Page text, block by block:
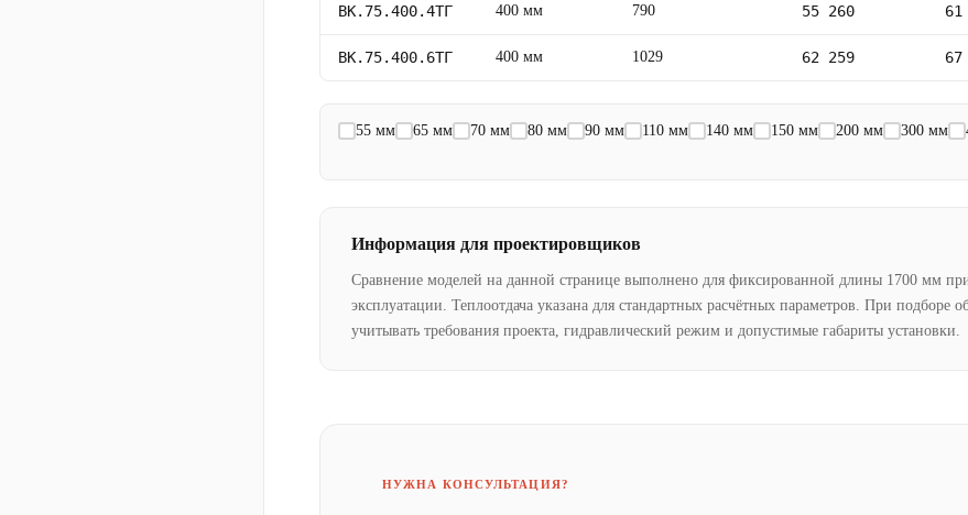
ВК.75.400.4ТГ 400 мм 790 55 260 61
ВК.75.400.6ТГ 400 мм 1029 62 259 67
55 мм 65 мм 70 мм 80 мм 90 мм 110 мм 140 мм 150 мм 200 мм 300 мм
Информация для проектировщиков
Сравнение моделей на данной странице выполнено для фиксированной длины 1700 мм
эксплуатации. Теплоотдача указана для стандартных расчётных параметров. При подборе
учитывать требования проекта, гидравлический режим и допустимые габариты установки.
НУЖНА КОНСУЛЬТАЦИЯ?